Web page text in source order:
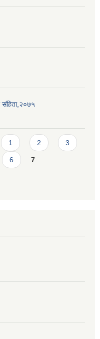
संहिता,२०७५
1 2 3
6 7